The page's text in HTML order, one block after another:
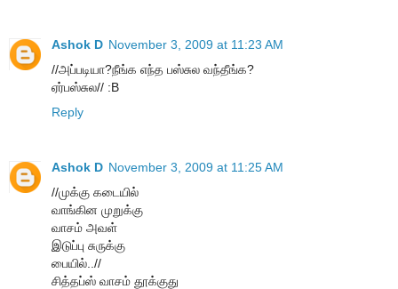
Ashok D November 3, 2009 at 11:23 AM
//அப்படியா?நீங்க எந்த பஸ்சுல வந்தீங்க?
ஏர்பஸ்சுல// :B
Reply
Ashok D November 3, 2009 at 11:25 AM
//முக்கு கடையில்
வாங்கின முறுக்கு
வாசம் அவள்
இடுப்பு சுருக்கு
பையில்..//
சித்தப்ஸ் வாசம் தூக்குது